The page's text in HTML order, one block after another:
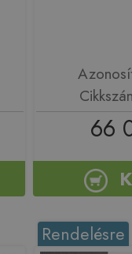
66
Rendelésre